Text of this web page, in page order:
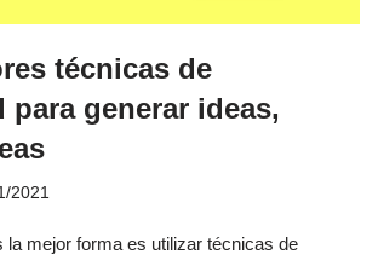
técnicas de
para generar ideas,
2021
la mejor forma es utilizar técnicas de